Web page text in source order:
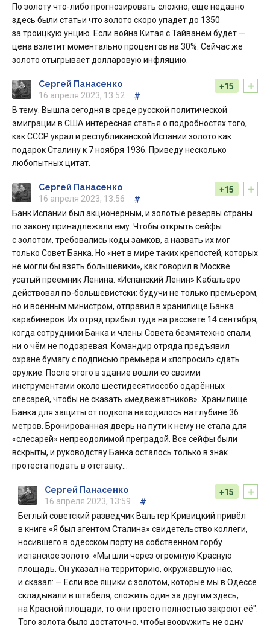
По золоту что-либо прогнозировать сложно, еще недавно
здесь были статьи что золото скоро упадет до 1350
за троицкую унцию. Если война Китая с Тайванем будет —
цена взлетит моментально процентов на 30%. Сейчас же
золото отыгрывает долларовую инфляцию.
+
+15
Сергей Панасенко
16 апреля 2023, 13:52
#
В тему. Вышла сегодня в среде русской политической
эмиграции в США интересная статья о подробностях того,
как СССР украл и республиканской Испании золото как
подарок Сталину к 7 ноября 1936. Приведу несколько
любопытных цитат.
+
+15
Сергей Панасенко
16 апреля 2023, 13:56
#
Банк Испании был акционерным, и золотые резервы страны
по закону принадлежали ему. Чтобы открыть сейфы
с золотом, требовались коды замков, а назвать их мог
только Совет Банка. Но «нет в мире таких крепостей, которых
не могли бы взять большевики», как говорил в Москве
усатый преемник Ленина. «Испанский Ленин» Кабальеро
действовал по-большевистски: будучи не только премьером,
но и военным министром, отправил в хранилище Банка
карабинеров. Их отряд прибыл туда на рассвете 14 сентября,
когда сотрудники Банка и члены Совета безмятежно спали,
ни о чём не подозревая. Командир отряда предъявил
охране бумагу с подписью премьера и «попросил» сдать
оружие. После этого в здание вошли со своими
инструментами около шестидесятиособо одарённых
слесарей, чтобы не сказать «медвежатников». Хранилище
Банка для защиты от подкопа находилось на глубине 36
метров. Бронированная дверь на пути к нему не стала для
«слесарей» непреодолимой преградой. Все сейфы были
вскрыты, и руководству Банка осталось только в знак
протеста подать в отставку…
+
+15
Сергей Панасенко
16 апреля 2023, 13:59
#
Беглый советский разведчик Вальтер Кривицкий привёл
в книге «Я был агентом Сталина» свидетельство коллеги,
носившего в одесском порту на собственном горбу
испанское золото. «Мы шли через огромную Красную
площадь. Он указал на территорию, окружавшую нас,
и сказал: — Если все ящики с золотом, которые мы в Одессе
складывали в штабеля, сложить один за другим здесь,
на Красной площади, то они просто полностью закроют её".
Того золота было достаточно, чтобы вооружить не одну